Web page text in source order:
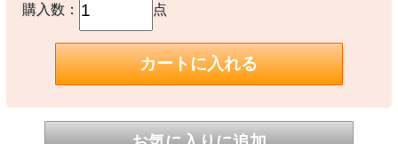
※当店取扱い商品は一部店頭在庫と共有をしております。
ご注文時に「在庫あり」の表示でも、実際は売り違いにより欠品が発
生し、やむをえずご注文をキャンセルさせていただく場合がございま
す。完売や欠品の場合は大変ご迷惑をおかけしますが、予めご了承の
うえ注文いただきますようお願い申し上げます。
購入数： 点